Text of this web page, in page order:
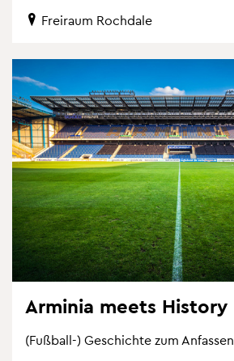
Frei­raum Roch­da­le
Ar­mi­nia meets His­to­ry
(Fuß­ball-) Ge­schich­te zum An­fas­sen